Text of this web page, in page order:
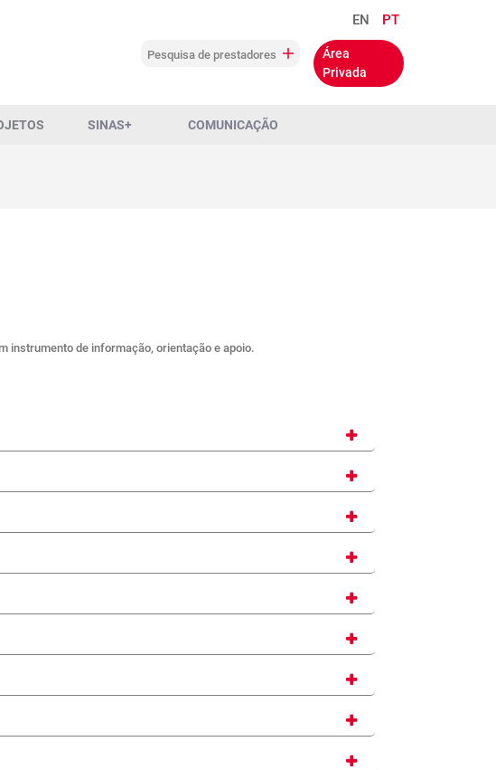
EN PT
Área
Privada
Pesquisa de prestadores
SINAS+ COMUNICAÇÃO
instrumento de informação, orientação e apoio.